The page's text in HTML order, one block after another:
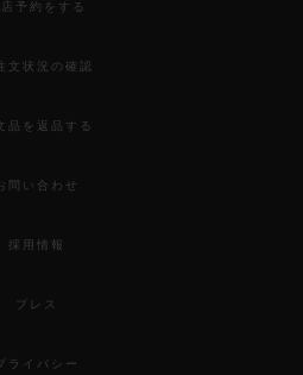
店予約をする
文状況の確認
品を返品する
問い合わせ
採用情報
プレス
プライバシー